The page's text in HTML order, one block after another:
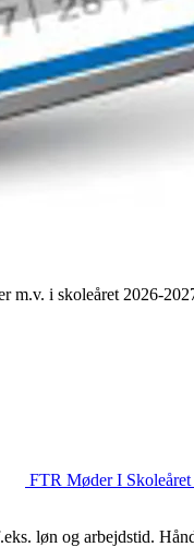
m.v. i skoleåret 2026-
FTR Møder I
løn og arbejdstid.